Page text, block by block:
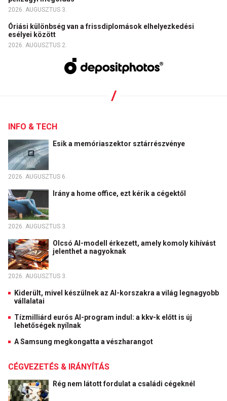
2026. AUGUSZTUS 3.
Óriási különbség van a frissdiplomások elhelyezkedési
esélyei között
2026. AUGUSZTUS 2.
INFO & TECH
Esik a memóriaszektor sztárrészvénye
2026. AUGUSZTUS 6.
Irány a home office, ezt kérik a cégektől
2026. AUGUSZTUS 3.
Olcsó AI-modell érkezett, amely komoly kihívást
jelenthet a nagyoknak
2026. AUGUSZTUS 3.
Kiderült, mivel készülnek az AI-korszakra a világ legnagyobb
vállalatai
Tízmilliárd eurós AI-program indul: a kkv-k előtt is új
lehetőségek nyílnak
A Samsung megkongatta a vészharangot
CÉGVEZETÉS & IRÁNYÍTÁS
Rég nem látott fordulat a családi cégeknél